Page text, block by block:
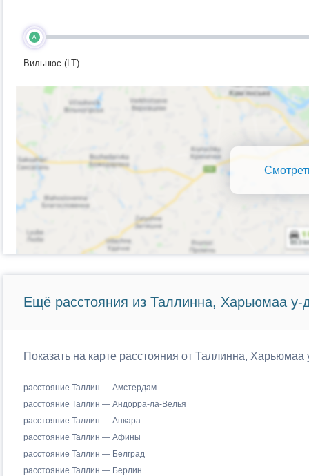
A
Вильнюс (LT)
Ещё расстояния из Таллинна, Харьюмаа у-
Показать на карте расстояния от Таллинна,
расстояние Таллин — Амстердам
расстояние Таллин — Андорра-ла-Велья
расстояние Таллин — Анкара
расстояние Таллин — Афины
расстояние Таллин — Белград
расстояние Таллин — Берлин